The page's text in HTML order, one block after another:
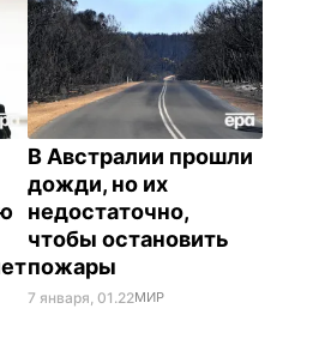
В Австралии прошли
дожди, но их
недостаточно,
чтобы остановить
пожары
7 января, 01.22МИР